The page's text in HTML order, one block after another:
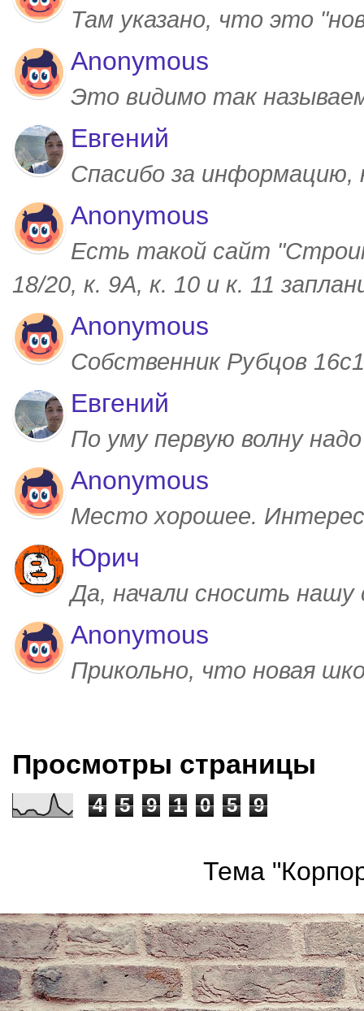
Там указано, что это
Anonymous
Это видимо так
Евгений
Спасибо за
Anonymous
Есть такой сайт
18/20, к. 9А, к. 10 и к. 11
Anonymous
Собственник Рубцов
Евгений
По уму первую волну
Anonymous
Место хорошее.
Юрич
Да, начали сносить
Anonymous
Прикольно, что новая
Просмотры страницы
4 5 9 1 0 5 9
Тема